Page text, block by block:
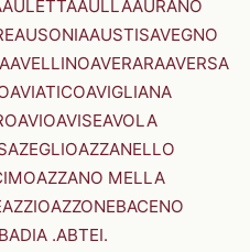
AULETTAAULLAAURANO
AUSONIAAUSTISAVEGNO
AVELLINOAVERARAAVERSA
AVIATICOAVIGLIANA
AVIOAVISEAVOLA
AZEGLIOAZZANELLO
AZZANO MELLA
AZZIOAZZONEBACENO
BADIA .ABTEI.